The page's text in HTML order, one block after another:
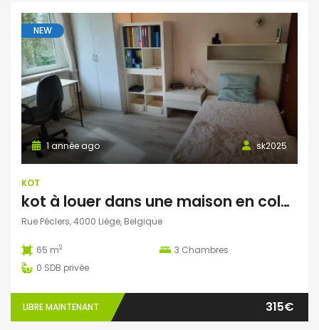
NEW
sk2025
1 année ago
KOT
kot à louer dans une maison en colocation pour 2 ou 3 étudiants
Rue Péclers, 4000 Liège, Belgique
65 m2 3 Chambres
0 SDB privée
LIBRE MAINTENANT 315€